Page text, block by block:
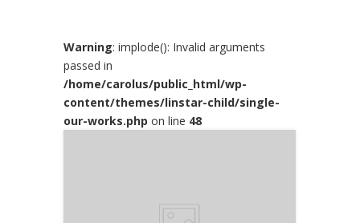
Warning: implode(): Invalid arguments
passed in
/home/carolus/public_html/wp-
content/themes/linstar-child/single-
our-works.php on line 48